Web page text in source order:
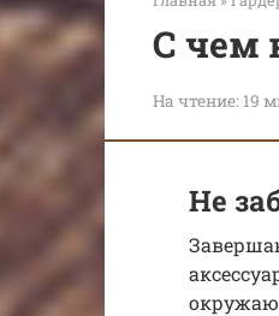
С чем
На чтение: 19
Не